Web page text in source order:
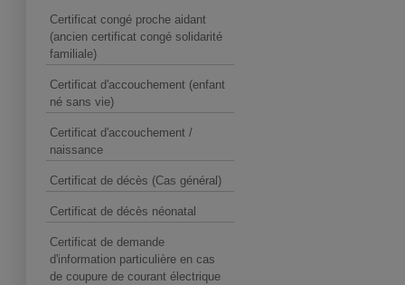
Certificat congé proche aidant
(ancien certificat congé solidarité
familiale)
Certificat d'accouchement (enfant
né sans vie)
Certificat d'accouchement /
naissance
Certificat de décès (Cas général)
Certificat de décès néonatal
Certificat de demande
d'information particulière en cas
de coupure de courant électrique